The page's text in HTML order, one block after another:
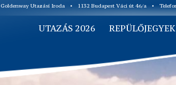
Goldenway Utazási Iroda • 1132 Budapest Váci út 46/a •
UTAZÁS 2026 REPÜLŐJEGYEK